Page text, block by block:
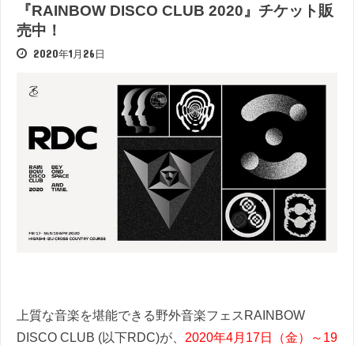
『RAINBOW DISCO CLUB 2020』チケット販
売中！
2020年1月26日
上質な音楽を堪能できる野外音楽フェスRAINBOW
DISCO CLUB (以下RDC)が、 2020年4月17日（金）～19